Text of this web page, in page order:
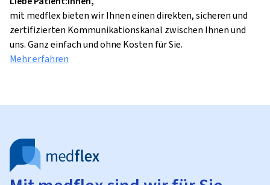
mit medflex bieten wir Ihnen einen direkten, sicheren und
zertifizierten Kommunikationskanal zwischen Ihnen und
uns. Ganz einfach und ohne Kosten für Sie.
Mehr erfahren